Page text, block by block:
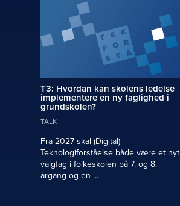
T3: Hvordan kan skolens ledelse
implementere en ny faglighed i
grundskolen?
TALK
Fra 2027 skal (Digital)
Teknologiforståelse både være et nyt
valgfag i folkeskolen på 7. og 8.
årgang og en ...